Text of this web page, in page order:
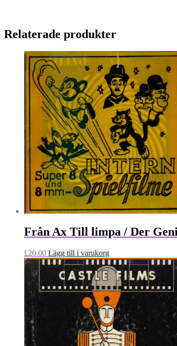
Relaterade produkter
Från Ax Till limpa / Der
£20.00 Lägg till i varukorg